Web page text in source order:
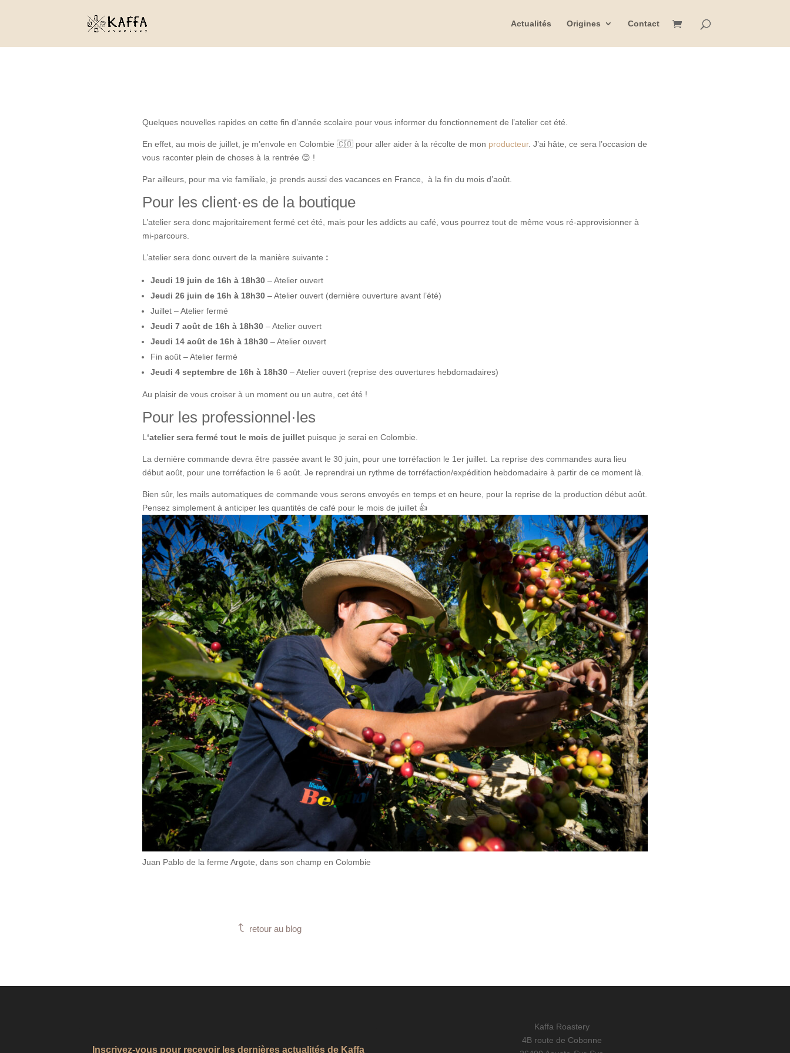
Actualités Origines Contact
Quelques nouvelles rapides en cette fin d’année scolaire pour vous informer du fonctionnement de l’atelier cet été.
En effet, au mois de juillet, je m’envole en Colombie 🇨🇴 pour aller aider à la récolte de mon producteur. J’ai hâte, ce sera l’occasion de
vous raconter plein de choses à la rentrée 😊 !
Par ailleurs, pour ma vie familiale, je prends aussi des vacances en France, à la fin du mois d’août.
Pour les client·es de la boutique
L’atelier sera donc majoritairement fermé cet été, mais pour les addicts au café, vous pourrez tout de même vous ré-approvisionner à
mi-parcours.
L’atelier sera donc ouvert de la manière suivante :
Jeudi 19 juin de 16h à 18h30 – Atelier ouvert
Jeudi 26 juin de 16h à 18h30– Atelier ouvert (dernière ouverture avant l’été)
Juillet – Atelier fermé
Jeudi 7 août de 16h à 18h30– Atelier ouvert
Jeudi 14 août de 16h à 18h30 – Atelier ouvert
Fin août – Atelier fermé
Jeudi 4 septembre de 16h à 18h30– Atelier ouvert (reprise des ouvertures hebdomadaires)
Au plaisir de vous croiser à un moment ou un autre, cet été !
Pour les professionnel·les
L ‘atelier sera fermé tout le mois de juilletpuisque je serai en Colombie.
La dernière commande devra être passée avant le 30 juin, pour une torréfaction le 1er juillet. La reprise des commandes aura lieu
début août, pour une torréfaction le 6 août. Je reprendrai un rythme de torréfaction/expédition hebdomadaire à partir de ce moment là.
Bien sûr, les mails automatiques de commande vous serons envoyés en temps et en heure, pour la reprise de la production début août.
Pensez simplement à anticiper les quantités de café pour le mois de juillet 👍
Juan Pablo de la ferme Argote, dans son champ en Colombie
J retour au blog
Inscrivez-vous pour recevoir les dernières actualités de Kaffa
Kaffa Roastery
4B route de Cobonne